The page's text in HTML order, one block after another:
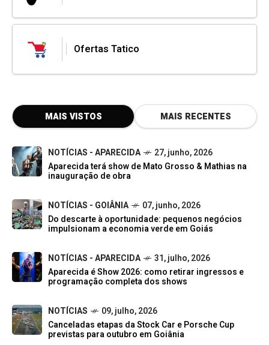
Ofertas Tatico
MAIS VISTOS MAIS RECENTES
NOTÍCIAS - APARECIDA
27, junho, 2026
Aparecida terá show de Mato Grosso & Mathias na
inauguração de obra
NOTÍCIAS - GOIÂNIA
07, junho, 2026
Do descarte à oportunidade: pequenos negócios
impulsionam a economia verde em Goiás
NOTÍCIAS - APARECIDA
31, julho, 2026
Aparecida é Show 2026: como retirar ingressos e
programação completa dos shows
NOTÍCIAS
09, julho, 2026
Canceladas etapas da Stock Car e Porsche Cup
previstas para outubro em Goiânia